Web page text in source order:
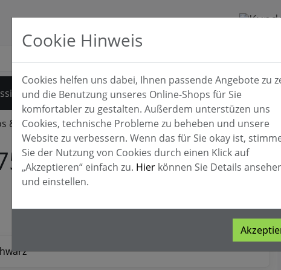
Gitarren & Bässe Live & Studio
& Zubehör E-Pianos Yamaha Clavinova CLP775B
Digitalpiano
Cookie Hinweis
Cookies helfen uns dabei, Ihnen passende Angebote zu
und die Benutzung unseres Online-Shops für Sie
komfortabler zu gestalten. Außerdem unterstüzen uns
Cookies, technische Probleme zu beheben und unsere
Website zu verbessern. Wenn das für Sie okay ist,
Sie der Nutzung von Cookies durch einen Klick auf
„Akzeptieren“ einfach zu. Hier können Sie Details
und einstellen.